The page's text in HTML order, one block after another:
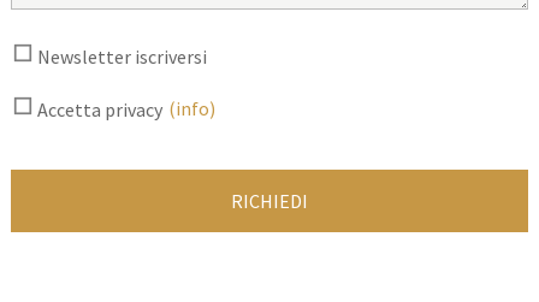
Newsletter iscriversi
Accetta privacy (info)
RICHIEDI